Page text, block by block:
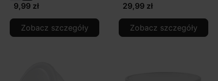
9,99 zł
Zobacz szczegóły
29,99 zł
Zobacz szczegóły